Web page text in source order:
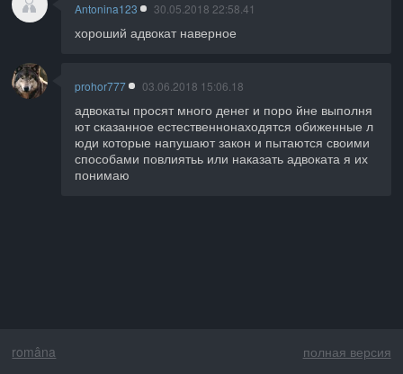
Antonina123 30.05.2018 22:58.41
хороший адвокат наверное
prohor777 03.06.2018 15:06.18
адвокаты просят много денег и поро йне выполня
ют сказанное естественнонаходятся обиженные л
юди которые напушают закон и пытаются своими
способами повлиятьь или наказать адвоката я их
понимаю
româna полная версия